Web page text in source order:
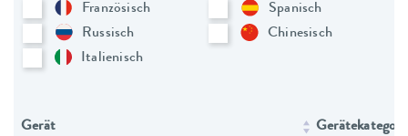
Französisch
Spanisch
Russisch
Chinesisch
Italienisch
Gerät